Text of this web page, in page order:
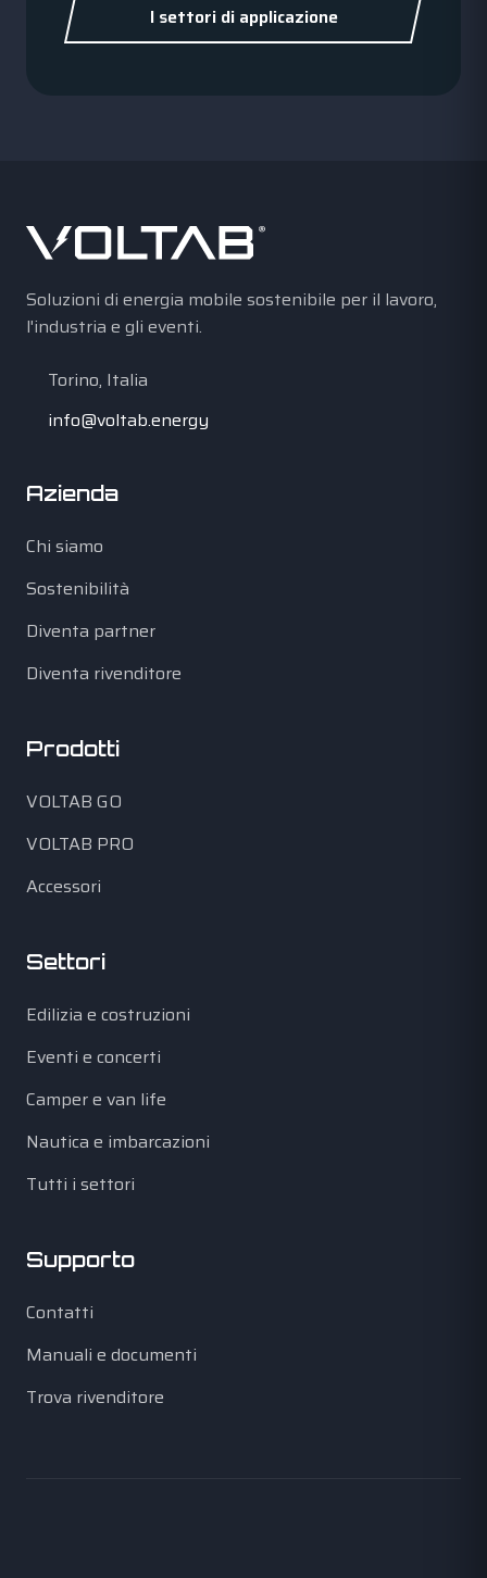
I settori di applicazione
Soluzioni di energia mobile sostenibile per il lavoro,
l'industria e gli eventi.
Torino, Italia
info@voltab.energy
Azienda
Chi siamo
Sostenibilità
Diventa partner
Diventa rivenditore
Prodotti
VOLTAB GO
VOLTAB PRO
Accessori
Settori
Edilizia e costruzioni
Eventi e concerti
Camper e van life
Nautica e imbarcazioni
Tutti i settori
Supporto
Contatti
Manuali e documenti
Trova rivenditore